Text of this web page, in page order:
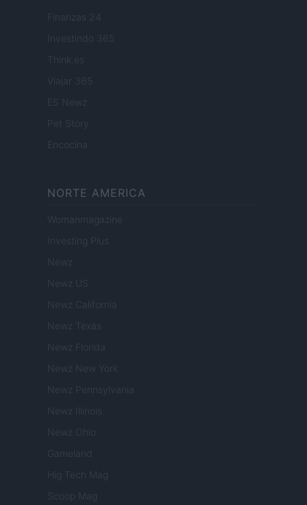
Finanzas 24
Investindo 365
Think.es
Viajar 365
ES Newz
Encocina
NORTE AMERICA
Womanmagazine
Investing Plus
Newz
Newz US
Newz California
Newz Texas
Newz Florida
Newz New York
Newz Pennsylvania
Newz Illinois
Newz Ohio
Gameland
Hig Tech Mag
Scoop Mag